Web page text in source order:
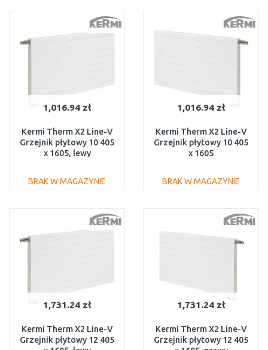
Do porównania Do porównania
1,016.94 zł
Kermi Therm X2 Line-V
Grzejnik płytowy 10 405
x 1605, lewy
BRAK W MAGAZYNIE
Do porównania
1,016.94 zł
Kermi Therm X2 Line-V
Grzejnik płytowy 10 405
x 1605
BRAK W MAGAZYNIE
Do porównania
1,731.24 zł
Kermi Therm X2 Line-V
Grzejnik płytowy 12 405
1,731.24 zł
Kermi Therm X2 Line-V
Grzejnik płytowy 12 405